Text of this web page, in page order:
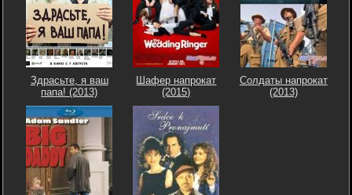
Здрасьте, я ваш
папа! (2013)
Шафер напрокат
(2015)
Солдаты напрокат
(2013)